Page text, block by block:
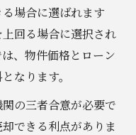
場合に選ばれます
回る場合に選択され
、物件価格とローン
なります。
の三者合意が必要で
できる利点がありま